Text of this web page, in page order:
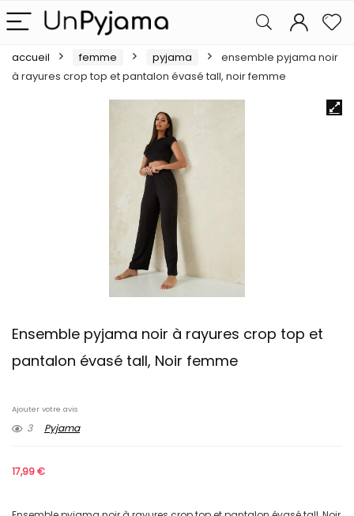
accueil femme pyjama
ensemble pyjama noir
à rayures crop top et pantalon évasé tall, noir femme
Ensemble pyjama noir à rayures crop top et
pantalon évasé tall, Noir femme
Ajouter votre avis
3 Pyjama
17,99€